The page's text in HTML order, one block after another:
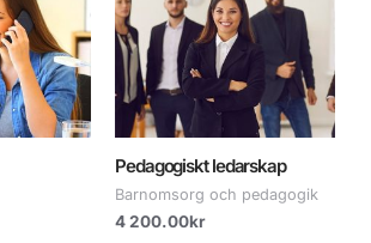
Pedagogiskt ledarskap
Barnomsorg och pedagogik
4 200.00kr